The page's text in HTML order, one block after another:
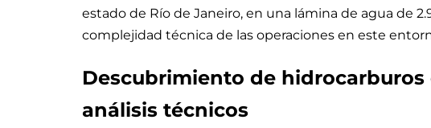
estado de Río de Janeiro, en una lámina de agua de
complejidad técnica de las operaciones en este
Descubrimiento de
análisis técnicos